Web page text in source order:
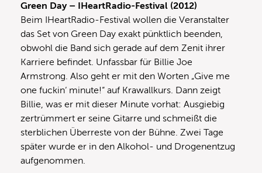
Green Day – IHeartRadio-Festival (2012)
Beim IHeartRadio-Festival wollen die Veranstalter
das Set von Green Day exakt pünktlich beenden,
obwohl die Band sich gerade auf dem Zenit ihrer
Karriere befindet. Unfassbar für Billie Joe
Armstrong. Also geht er mit den Worten „Give me
one fuckin‘ minute!“ auf Krawallkurs. Dann zeigt
Billie, was er mit dieser Minute vorhat: Ausgiebig
zertrümmert er seine Gitarre und schmeißt die
sterblichen Überreste von der Bühne. Zwei Tage
später wurde er in den Alkohol- und Drogenentzug
aufgenommen.